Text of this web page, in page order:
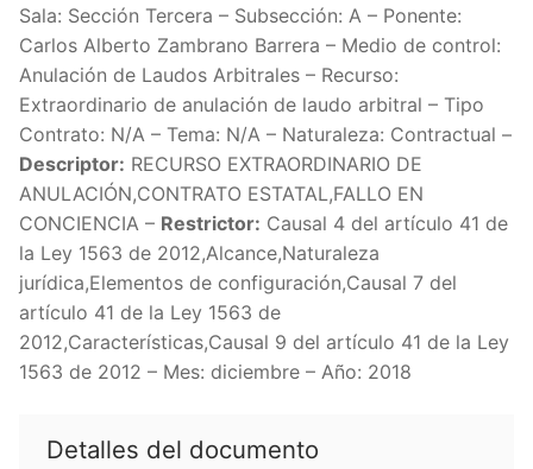
Sala: Sección Tercera – Subsección: A – Ponente:
Carlos Alberto Zambrano Barrera – Medio de control:
Anulación de Laudos Arbitrales – Recurso:
Extraordinario de anulación de laudo arbitral – Tipo
Contrato: N/A – Tema: N/A – Naturaleza: Contractual –
Descriptor: RECURSO EXTRAORDINARIO DE
ANULACIÓN,CONTRATO ESTATAL,FALLO EN
CONCIENCIA – Restrictor: Causal 4 del artículo 41 de
la Ley 1563 de 2012,Alcance,Naturaleza
jurídica,Elementos de configuración,Causal 7 del
artículo 41 de la Ley 1563 de
2012,Características,Causal 9 del artículo 41 de la Ley
1563 de 2012 – Mes: diciembre – Año: 2018
Detalles del documento